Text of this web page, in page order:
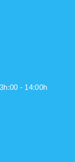
- 14:00h